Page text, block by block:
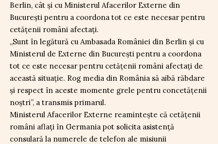
Berlin, cât și cu Ministerul Afacerilor Externe din
București pentru a coordona tot ce este necesar pentru
cetățenii români afectați.
„Sunt în legătură cu Ambasada României din Berlin și cu
Ministerul de Externe din București pentru a coordona
tot ce este necesar pentru cetățenii români afectați de
această situație. Rog media din România să aibă răbdare
și respect în aceste momente grele pentru concetățenii
noștri”, a transmis primarul.
Ministerul Afacerilor Externe reamintește că cetățenii
români aflați în Germania pot solicita asistență
consulară la numerele de telefon ale misiunii